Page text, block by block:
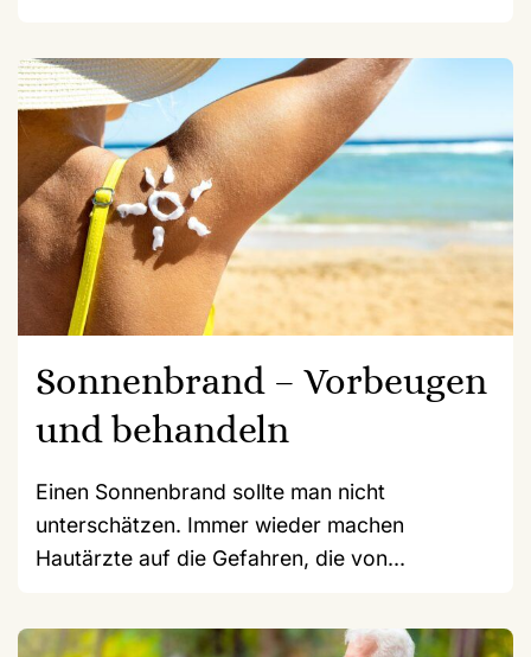
Sonnenbrand – Vorbeugen
und behandeln
Einen Sonnenbrand sollte man nicht
unterschätzen. Immer wieder machen
Hautärzte auf die Gefahren, die von...